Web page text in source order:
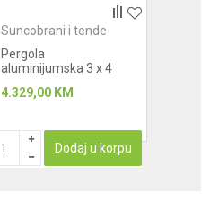
Suncobrani i tende
Pergola
aluminijumska 3 x 4
4.329,00 KM
Dodaj u korpu